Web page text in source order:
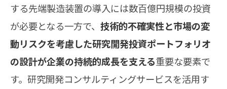
する先端製造装置の導入には数百億円規模の投資
が必要となる一方で、 技術的不確実性と市場の変
動リスクを考慮した研究開発投資ポートフォリオ
の設計が企業の持続的成長を支える重要な要素で
す。研究開発コンサルティングサービスを活用す